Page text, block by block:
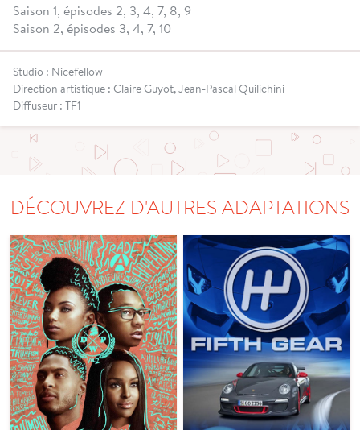
Saison 1, épisodes 2, 3, 4, 7, 8, 9
Saison 2, épisodes 3, 4, 7, 10
Studio : Nicefellow
Direction artistique : Claire Guyot, Jean-Pascal Quilichini
Diffuseur : TF1
DÉCOUVREZ D'AUTRES ADAPTATIONS